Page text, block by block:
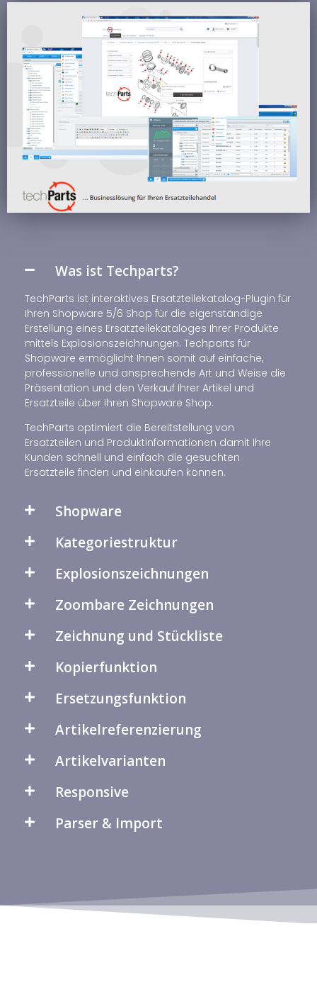
Was ist Techparts?
TechParts ist interaktives Ersatzteilekatalog-Plugin für
Ihren Shopware 5/6 Shop für die eigenständige
Erstellung eines Ersatzteilekataloges Ihrer Produkte
mittels Explosionszeichnungen. Techparts für
Shopware ermöglicht Ihnen somit auf einfache,
professionelle und ansprechende Art und Weise die
Präsentation und den Verkauf Ihrer Artikel und
Ersatzteile über Ihren Shopware Shop.
TechParts optimiert die Bereitstellung von
Ersatzteilen und Produktinformationen damit Ihre
Kunden schnell und einfach die gesuchten
Ersatzteile finden und einkaufen können.
Shopware
Kategoriestruktur
Explosionszeichnungen
Zoombare Zeichnungen
Zeichnung und Stückliste
Kopierfunktion
Ersetzungsfunktion
Artikelreferenzierung
Artikelvarianten
Responsive
Parser & Import